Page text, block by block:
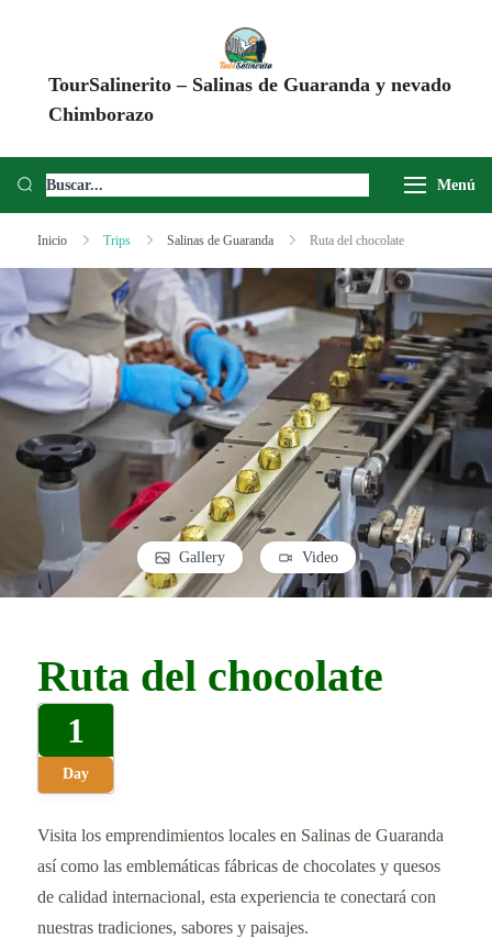
TourSalinerito – Salinas de Guaranda y nevado
Chimborazo
Chimborazo, Minas de Sal, Quesera El Salinerito, Chocolates El
Menú
Inicio Trips Salinas de Guaranda Ruta del chocolate
Gallery Video
Ruta del chocolate
1
Day
Visita los emprendimientos locales en Salinas de Guaranda
así como las emblemáticas fábricas de chocolates y quesos
de calidad internacional, esta experiencia te conectará con
nuestras tradiciones, sabores y paisajes.